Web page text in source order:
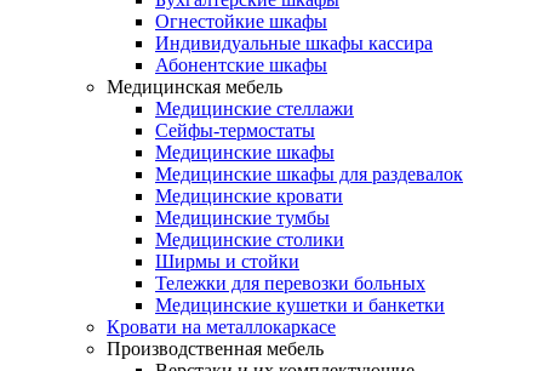
Огнестойкие шкафы
Индивидуальные шкафы кассира
Абонентские шкафы
Медицинская мебель
Медицинские стеллажи
Сейфы-термостаты
Медицинские шкафы
Медицинские шкафы для раздевалок
Медицинские кровати
Медицинские тумбы
Медицинские столики
Ширмы и стойки
Тележки для перевозки больных
Медицинские кушетки и банкетки
Кровати на металлокаркасе
Производственная мебель